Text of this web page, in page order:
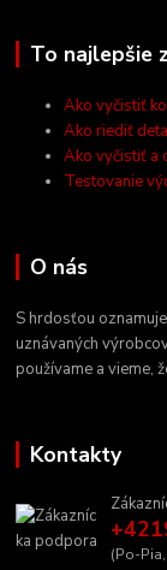
To najlepšie
Ako vyčistiť
Ako riediť
Ako vyčistiť a
Testovanie
O nás
S hrdosťou
uznávaných
používame a vieme,
Kontakty
(Po-